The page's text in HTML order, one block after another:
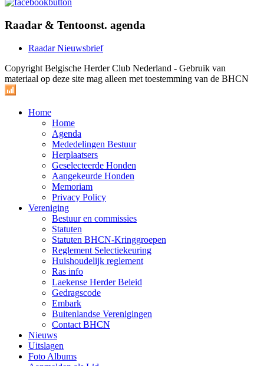
Raadar & Tentoonst. agenda
Raadar Nieuwsbrief
Copyright Belgische Herder Club Nederland - Gebruik van
materiaal op deze site mag alleen met toestemming van de BHCN
Home
Home
Agenda
Mededelingen Bestuur
Herplaatsers
Geselecteerde Honden
Aangekeurde Honden
Memoriam
Privacy Policy
Vereniging
Bestuur en commissies
Statuten
Statuten BHCN-Kringgroepen
Reglement Selectiekeuring
Huishoudelijk reglement
Ras info
Laekense Herder Beleid
Gedragscode
Embark
Buitenlandse Verenigingen
Contact BHCN
Nieuws
Uitslagen
Foto Albums